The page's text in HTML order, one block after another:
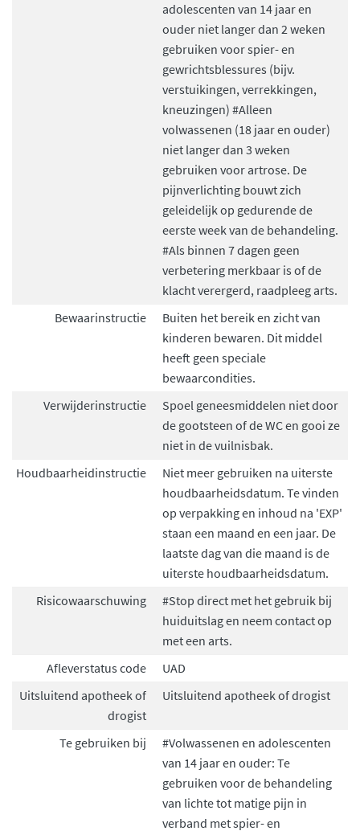
adolescenten van 14 jaar en
ouder niet langer dan 2 weken
gebruiken voor spier- en
gewrichtsblessures (bijv.
verstuikingen, verrekkingen,
kneuzingen) #Alleen
volwassenen (18 jaar en ouder)
niet langer dan 3 weken
gebruiken voor artrose. De
pijnverlichting bouwt zich
geleidelijk op gedurende de
eerste week van de behandeling.
#Als binnen 7 dagen geen
verbetering merkbaar is of de
klacht verergerd, raadpleeg arts.
Bewaarinstructie
Buiten het bereik en zicht van
kinderen bewaren. Dit middel
heeft geen speciale
bewaarcondities.
Verwijderinstructie
Spoel geneesmiddelen niet door
de gootsteen of de WC en gooi ze
niet in de vuilnisbak.
Houdbaarheidinstructie
Niet meer gebruiken na uiterste
houdbaarheidsdatum. Te vinden
op verpakking en inhoud na 'EXP'
staan een maand en een jaar. De
laatste dag van die maand is de
uiterste houdbaarheidsdatum.
Risicowaarschuwing
#Stop direct met het gebruik bij
huiduitslag en neem contact op
met een arts.
Afleverstatus code
UAD
Uitsluitend apotheek of
drogist
Uitsluitend apotheek of drogist
Te gebruiken bij
#Volwassenen en adolescenten
van 14 jaar en ouder: Te
gebruiken voor de behandeling
van lichte tot matige pijn in
verband met spier- en